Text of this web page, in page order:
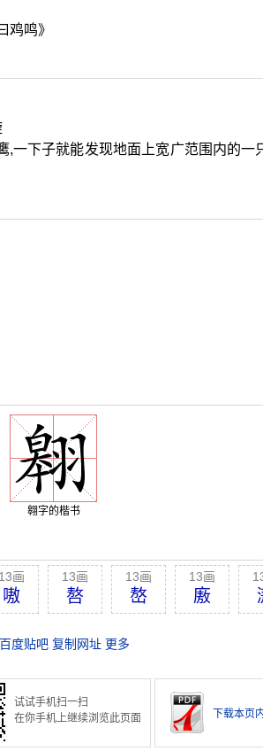
鸣》
,一下子就能发现地面上宽广范围内的
翱字的楷书
13画
嗷
13画
嗸
13画
嶅
13画
廒
百度贴吧 复制网址 更多
试试手机扫一扫
在你手机上继续浏览此页面
下载本页